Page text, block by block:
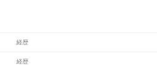
経歴
経歴